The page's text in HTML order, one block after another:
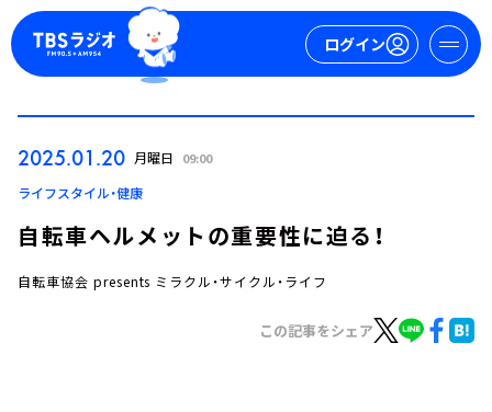
ログイン
ログイン
2025.01.20 月曜日 09:00
ライフスタイル・健康
自転車ヘルメットの重要性に迫る！
自転車協会 presents ミラクル・サイクル・ライフ
この記事をシェア